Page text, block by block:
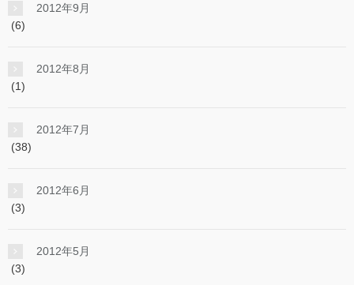
2012年9月
(6)
2012年8月
(1)
2012年7月
(38)
2012年6月
(3)
2012年5月
(3)